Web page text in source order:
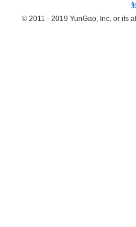
© 2011 - 2019 YunGao, Inc. or its